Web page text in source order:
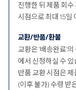
진행한 뒤 제품 회
시점으로 최대 15일
교환/반품/환불
교환은 '배송완료'
에서 신청하실 수
반품 교환 시점은
(이후 불가) 수령 받